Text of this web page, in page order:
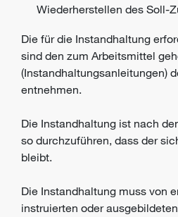
Wiederherstellen des Soll-
Die für die Instandhaltung
sind den zum Arbeitsmittel
(Instandhaltungsanleitungen)
entnehmen.
Die Instandhaltung ist nach
so durchzuführen, dass der
bleibt.
Die Instandhaltung muss von
instruierten oder